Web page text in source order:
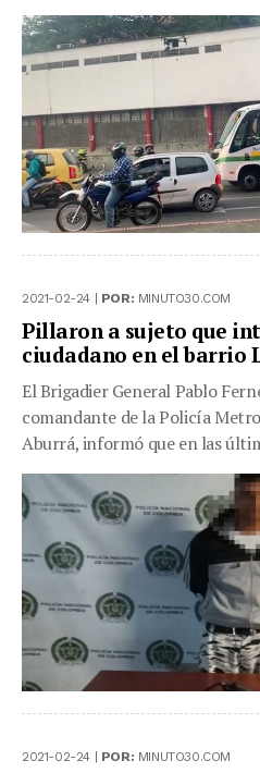
2021-02-24 | POR: MINUTO30.COM
Pillaron a sujeto que
ciudadano en el barrio
El Brigadier General Pablo
comandante de la Policía
Aburrá, informó que en las
2021-02-24 | POR: MINUTO30.COM